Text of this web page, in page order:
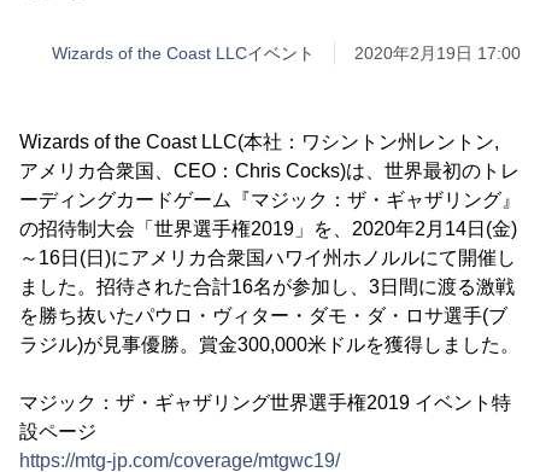
Wizards of the Coast LLCイベント 2020年2月19日 17:00
Wizards of the Coast LLC(本社：ワシントン州レントン,
アメリカ合衆国、CEO：Chris Cocks)は、世界最初のトレ
ーディングカードゲーム『マジック：ザ・ギャザリング』
の招待制大会「世界選手権2019」を、2020年2月14日(金)
～16日(日)にアメリカ合衆国ハワイ州ホノルルにて開催し
ました。招待された合計16名が参加し、3日間に渡る激戦
を勝ち抜いたパウロ・ヴィター・ダモ・ダ・ロサ選手(ブ
ラジル)が見事優勝。賞金300,000米ドルを獲得しました。
マジック：ザ・ギャザリング世界選手権2019 イベント特
設ページ
https://mtg-jp.com/coverage/mtgwc19/